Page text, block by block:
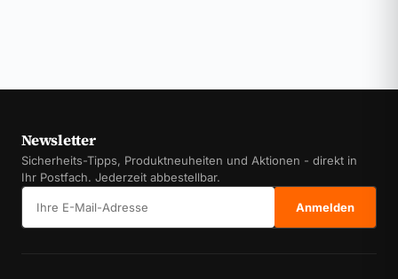
Newsletter
Sicherheits-Tipps, Produktneuheiten und Aktionen - direkt in
Ihr Postfach. Jederzeit abbestellbar.
Anmelden